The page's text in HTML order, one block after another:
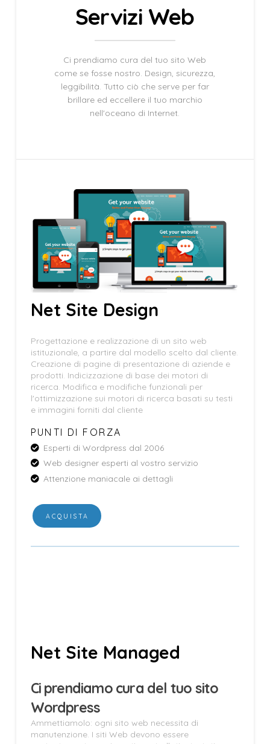
Servizi Web
Ci prendiamo cura del tuo sito Web
come se fosse nostro. Design, sicurezza,
leggibilità. Tutto ciò che serve per far
brillare ed eccellere il tuo marchio
nell'oceano di Internet.
Net Site Design
Progettazione e realizzazione di un sito web
istituzionale, a partire dal modello scelto dal cliente.
Creazione di pagine di presentazione di aziende e
prodotti. Indicizzazione di base dei motori di
ricerca. Modifica e modifiche funzionali per
l'ottimizzazione sui motori di ricerca basati su testi
e immagini forniti dal cliente
PUNTI DI FORZA
Esperti di Wordpress dal 2006
Web designer esperti al vostro servizio
Attenzione maniacale ai dettagli
ACQUISTA
Net Site Managed
Ci prendiamo cura del tuo sito
Wordpress
Ammettiamolo: ogni sito web necessita di
manutenzione. I siti Web devono essere